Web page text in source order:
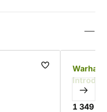
1 349 Kč